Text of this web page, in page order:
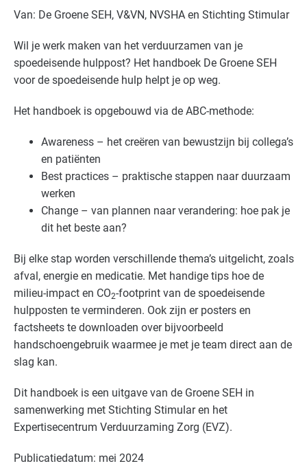
Van: De Groene SEH, V&VN, NVSHA en Stichting Stimular
Wil je werk maken van het verduurzamen van je
spoedeisende hulppost? Het handboek De Groene SEH
voor de spoedeisende hulp helpt je op weg.
Het handboek is opgebouwd via de ABC-methode:
Awareness – het creëren van bewustzijn bij collega’s
en patiënten
Best practices – praktische stappen naar duurzaam
werken
Change – van plannen naar verandering: hoe pak je
dit het beste aan?
Bij elke stap worden verschillende thema’s uitgelicht, zoals
afval, energie en medicatie. Met handige tips hoe de
milieu-impact en CO2-footprint van de spoedeisende
hulpposten te verminderen. Ook zijn er posters en
factsheets te downloaden over bijvoorbeeld
handschoengebruik waarmee je met je team direct aan de
slag kan.
Dit handboek is een uitgave van de Groene SEH in
samenwerking met Stichting Stimular en het
Expertisecentrum Verduurzaming Zorg (EVZ).
Publicatiedatum: mei 2024